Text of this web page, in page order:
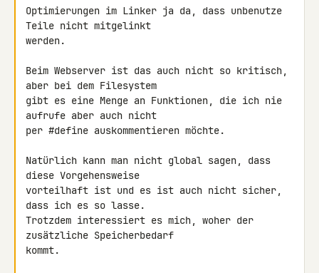
Optimierungen im Linker ja da, dass unbenutze
Teile nicht mitgelinkt
werden.
Beim Webserver ist das auch nicht so kritisch,
aber bei dem Filesystem
gibt es eine Menge an Funktionen, die ich nie
aufrufe aber auch nicht
per #define auskommentieren möchte.
Natürlich kann man nicht global sagen, dass
diese Vorgehensweise
vorteilhaft ist und es ist auch nicht sicher,
dass ich es so lasse.
Trotzdem interessiert es mich, woher der
zusätzliche Speicherbedarf
kommt.